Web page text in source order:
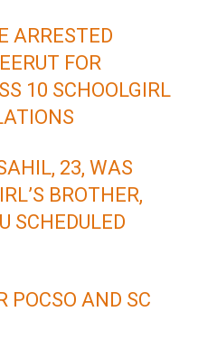
ARRESTED
FOR
10 SCHOOLGIRL
23, WAS
BROTHER,
SCHEDULED
POCSO AND SC